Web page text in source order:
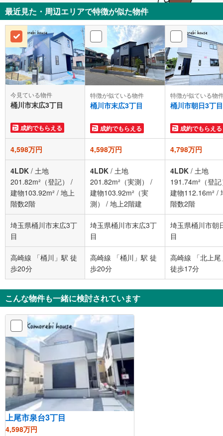
最近見た・周辺エリアで特徴が似た物件
今見ている物件
桶川市末広3丁目
成約でもらえる
特徴が似ている物件
桶川市末広3丁目
成約でもらえる
特徴が似ている物
桶川市朝日3丁目
成約でもらえる
4,598万円 4,598万円 4,798万円
4LDK / 土地
201.82m²（登記）
/
建物103.92m² / 地上
階数2階
4LDK / 土地
201.82m²（実測）
/
建物103.92m²（実
測）
/ 地上2階建
4LDK / 土地
191.74m²（登
建物112.16m² /
階数2階
埼玉県桶川市末広3丁
目
埼玉県桶川市末広3丁
目
埼玉県桶川市朝
目
高崎線 「桶川」駅 徒
歩20分
高崎線 「桶川」駅 徒
歩20分
高崎線 「北上尾
徒歩17分
こんな物件も一緒に検討されています
上尾市泉台3丁目
4,598万円